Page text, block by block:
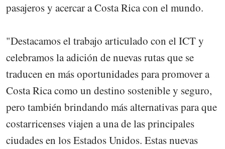
pasajeros y acercar a Costa Rica con el mundo.
"Destacamos el trabajo articulado con el ICT y
celebramos la adición de nuevas rutas que se
traducen en más oportunidades para promover a
Costa Rica como un destino sostenible y seguro,
pero también brindando más alternativas para que
costarricenses viajen a una de las principales
ciudades en los Estados Unidos. Estas nuevas